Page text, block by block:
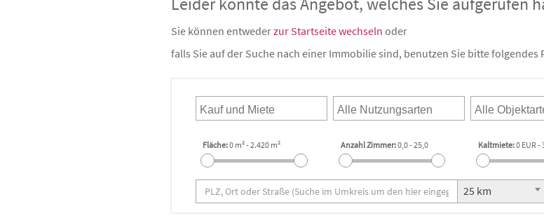
Sie können entwederzur Startseite wechseln oder
falls Sie auf der Suche nach einer Immobilie sind, benutzen Sie bitte folgendes
Fläche:0 m²-2.420 m² Anzahl Zimmer:0,0-25,0 Kaltmiete:0 EUR-
25 km